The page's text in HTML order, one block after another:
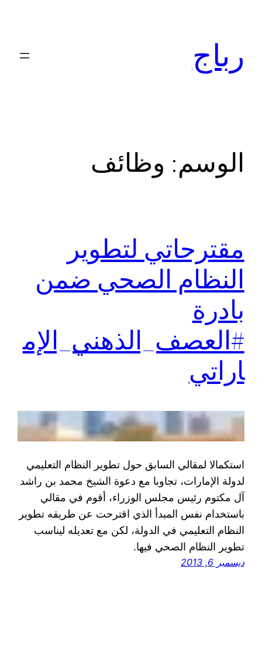
رباج
الوسم: وظائف
مقترحاتي لتطوير
النظام الصحي ضمن
بادرة
#العصف_الذهني_الإم
اراتي
استكمالا لمقالي السابق حول تطوير النظام التعليمي
لدولة الإمارات، تجاوبا مع دعوة الشيخ محمد بن راشد
آل مكتوم رئيس مجلس الوزراء، أقوم في مقالي
باستخدام نفس المبدأ الذي اقترحت عن طريقه تطوير
النظام التعليمي في الدولة، لكن مع تعديله ليناسب
تطوير النظام الصحي فيها.
ديسمبر 6, 2013